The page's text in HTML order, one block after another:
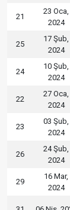
21
23 Oca,
2024
25
17 Şub,
2024
24
10 Şub,
2024
22
27 Oca,
2024
23
03 Şub,
2024
26
24 Şub,
2024
29
16 Mar,
2024